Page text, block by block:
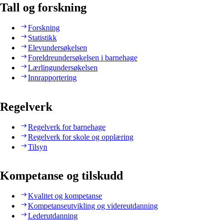
Tall og forskning
Forskning
Statistikk
Elevundersøkelsen
Foreldreundersøkelsen i barnehage
Lærlingundersøkelsen
Innrapportering
Regelverk
Regelverk for barnehage
Regelverk for skole og opplæring
Tilsyn
Kompetanse og tilskudd
Kvalitet og kompetanse
Kompetanseutvikling og videreutdanning
Lederutdanning